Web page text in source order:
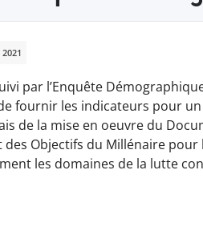
par l’Enquête
de fournir les indicateurs pour
de la mise en oeuvre du
des Objectifs du Millénaire
les domaines de la lutte